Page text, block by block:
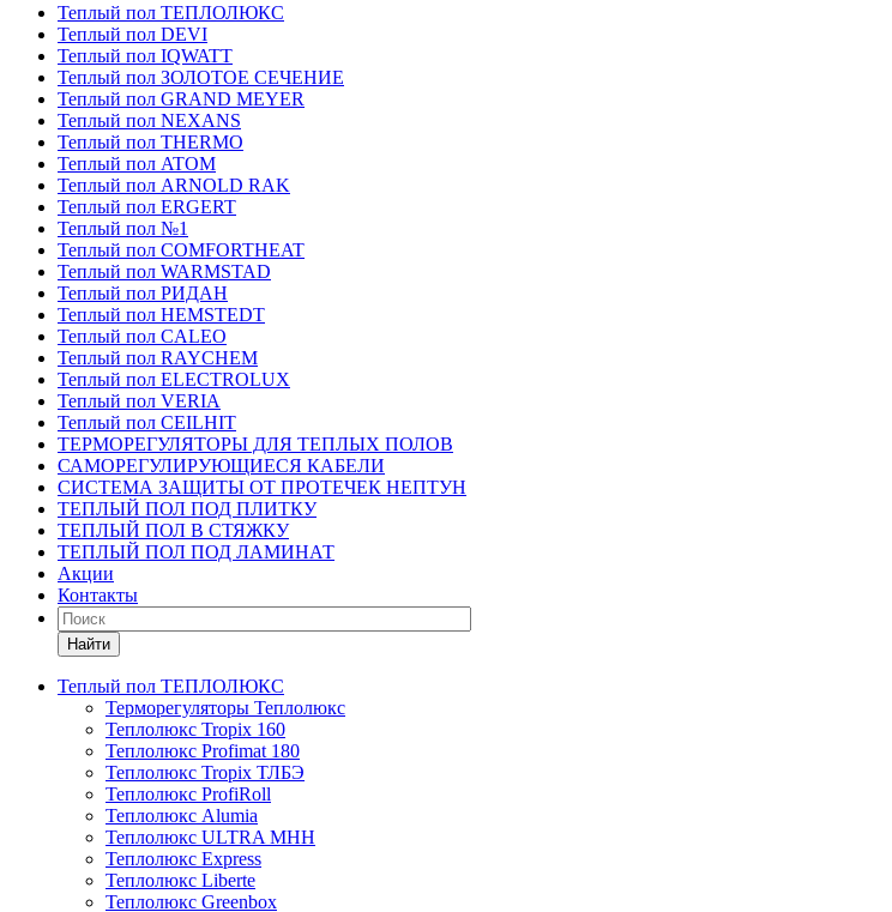
Теплый пол ТЕПЛОЛЮКС
Теплый пол DEVI
Теплый пол IQWATT
Теплый пол ЗОЛОТОЕ СЕЧЕНИЕ
Теплый пол GRAND MEYER
Теплый пол NEXANS
Теплый пол THERMO
Теплый пол ATOM
Теплый пол ARNOLD RAK
Теплый пол ERGERT
Теплый пол №1
Теплый пол COMFORTHEAT
Теплый пол WARMSTAD
Теплый пол РИДАН
Теплый пол HEMSTEDT
Теплый пол CALEO
Теплый пол RAYCHEM
Теплый пол ELECTROLUX
Теплый пол VERIA
Теплый пол CEILHIT
ТЕРМОРЕГУЛЯТОРЫ ДЛЯ ТЕПЛЫХ ПОЛОВ
САМОРЕГУЛИРУЮЩИЕСЯ КАБЕЛИ
СИСТЕМА ЗАЩИТЫ ОТ ПРОТЕЧЕК НЕПТУН
ТЕПЛЫЙ ПОЛ ПОД ПЛИТКУ
ТЕПЛЫЙ ПОЛ В СТЯЖКУ
ТЕПЛЫЙ ПОЛ ПОД ЛАМИНАТ
Акции
Контакты
Найти
Теплый пол ТЕПЛОЛЮКС
Терморегуляторы Теплолюкс
Теплолюкс Tropix 160
Теплолюкс Profimat 180
Теплолюкс Tropix ТЛБЭ
Теплолюкс ProfiRoll
Теплолюкс Alumia
Теплолюкс ULTRA МНН
Теплолюкс Express
Теплолюкс Liberte
Теплолюкс Greenbox